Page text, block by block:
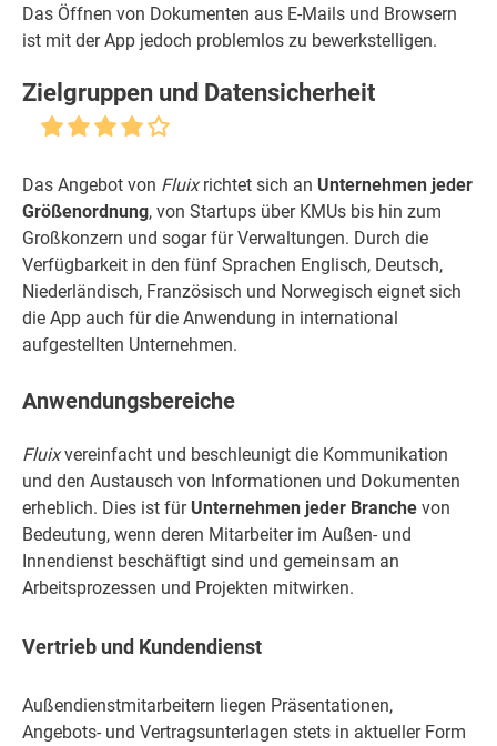
Das Öffnen von Dokumenten aus E-Mails und Browsern
ist mit der App jedoch problemlos zu bewerkstelligen.
Zielgruppen und Datensicherheit
Das Angebot von Fluixrichtet sich an Unternehmen jeder
Größenordnung, von Startups über KMUs bis hin zum
Großkonzern und sogar für Verwaltungen. Durch die
Verfügbarkeit in den fünf Sprachen Englisch, Deutsch,
Niederländisch, Französisch und Norwegisch eignet sich
die App auch für die Anwendung in international
aufgestellten Unternehmen.
Anwendungsbereiche
Fluixvereinfacht und beschleunigt die Kommunikation
und den Austausch von Informationen und Dokumenten
erheblich. Dies ist für Unternehmen jeder Branche von
Bedeutung, wenn deren Mitarbeiter im Außen- und
Innendienst beschäftigt sind und gemeinsam an
Arbeitsprozessen und Projekten mitwirken.
Vertrieb und Kundendienst
Außendienstmitarbeitern liegen Präsentationen,
Angebots- und Vertragsunterlagen stets in aktueller Form